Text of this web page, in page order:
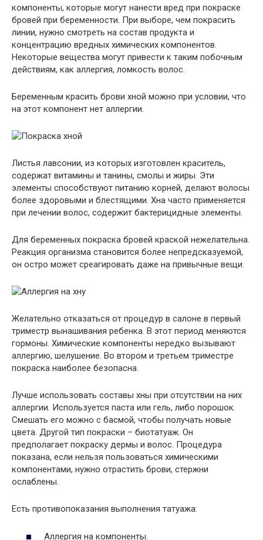
компоненты, которые могут нанести вред при покраске
бровей при беременности. При выборе, чем покрасить
линии, нужно смотреть на состав продукта и
концентрацию вредных химических компонентов.
Некоторые вещества могут привести к таким побочным
действиям, как аллергия, ломкость волос.
Беременным красить брови хной можно при условии, что
на этот компонент нет аллергии.
Листья лавсонии, из которых изготовлен краситель,
содержат витамины и танины, смолы и жиры. Эти
элементы способствуют питанию корней, делают волосы
более здоровыми и блестящими. Хна часто применяется
при лечении волос, содержит бактерицидные элементы.
Для беременных покраска бровей краской нежелательна.
Реакция организма становится более непредсказуемой,
он остро может среагировать даже на привычные вещи.
Желательно отказаться от процедур в салоне в первый
триместр вынашивания ребенка. В этот период меняются
гормоны. Химические компоненты нередко вызывают
аллергию, шелушение. Во втором и третьем триместре
покраска наиболее безопасна.
Лучше использовать составы хны при отсутствии на них
аллергии. Используется паста или гель, либо порошок.
Смешать его можно с басмой, чтобы получать новые
цвета. Другой тип покраски – биотатуаж. Он
предполагает покраску дермы и волос. Процедура
показана, если нельзя пользоваться химическими
компонентами, нужно отрастить брови, стержни
ослаблены.
Есть противопоказания выполнения татуажа:
Аллергия на компоненты.